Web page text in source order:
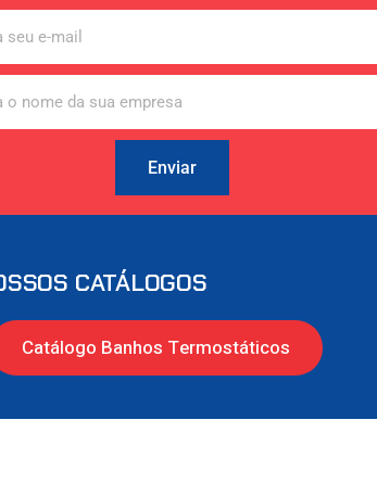
Enviar
CATÁLOGOS
Catálogo Banhos Termostáticos